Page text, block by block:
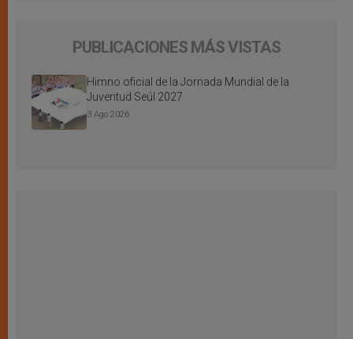
PUBLICACIONES MÁS VISTAS
Himno oficial de la Jornada Mundial de la
Juventud Seúl 2027
3 Ago 2026